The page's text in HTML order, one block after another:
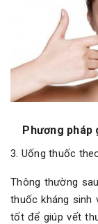
Phương pháp
3. Uống thuốc
Thông thường
thuốc kháng sinh
tốt để giúp vết